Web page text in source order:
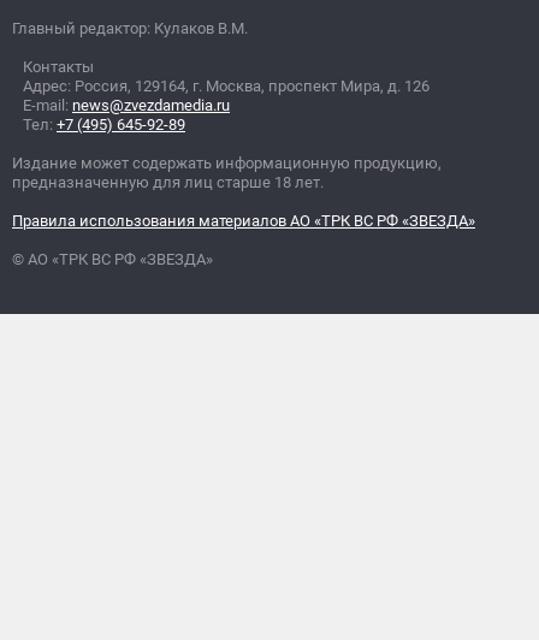
Главный редактор: Кулаков В.М.
Контакты
Адрес: Россия, 129164, г. Москва, проспект Мира, д. 126
E-mail: news@zvezdamedia.ru
Тел: +7 (495) 645-92-89
Издание может содержать информационную продукцию,
предназначенную для лиц старше 18 лет.
Правила использования материалов АО «ТРК ВС РФ «ЗВЕЗДА»
© АО «ТРК ВС РФ «ЗВЕЗДА»